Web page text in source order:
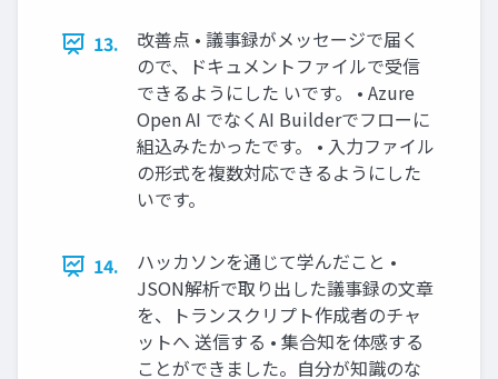
13.
改善点 • 議事録がメッセージで届く
ので、ドキュメントファイルで受信
できるようにした いです。 • Azure
Open AI でなくAI Builderでフローに
組込みたかったです。 • 入力ファイル
の形式を複数対応できるようにした
いです。
14.
ハッカソンを通じて学んだこと •
JSON解析で取り出した議事録の文章
を、トランスクリプト作成者のチャ
ットへ 送信する • 集合知を体感する
ことができました。自分が知識のな